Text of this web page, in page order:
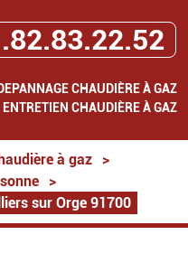
DEPANNAGE CHAUDIÈRE À GAZ
ENTRETIEN CHAUDIÈRE À GAZ
à gaz
>
>
sur Orge 91700